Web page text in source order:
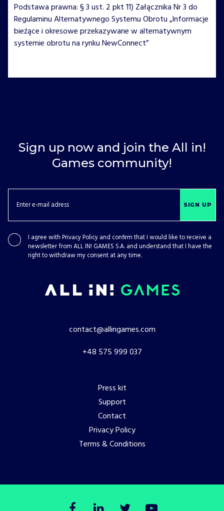
Podstawa prawna: § 3 ust. 2 pkt 11) Załącznika Nr 3 do
Regulaminu Alternatywnego Systemu Obrotu „Informacje
bieżące i okresowe przekazywane w alternatywnym
systemie obrotu na rynku NewConnect”
Sign up now and join the All in!
Games community!
SIGN UP
I agree with Privacy Policy and confirm that I would like to receive a
newsletter from ALL IN! GAMES S.A. and understand that I have the
right to withdraw my consent at any time.
contact@allingames.com
+48 575 999 037
Press kit
Support
Contact
Privacy Policy
Terms & Conditions